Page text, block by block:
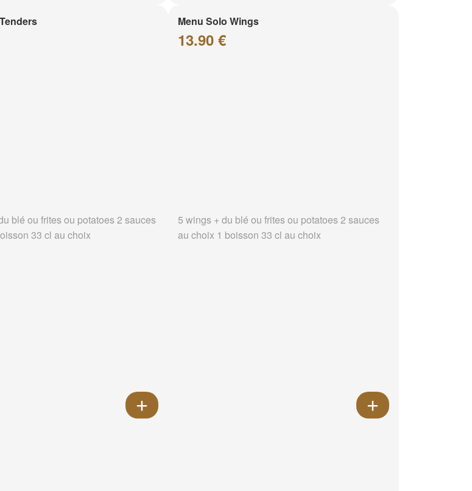
blé ou frites ou potatoes 2 sauces
33 cl au choix
Menu Solo Wings
13.90 €
5 wings + du blé ou frites ou potatoes 2 sauces
au choix 1 boisson 33 cl au choix